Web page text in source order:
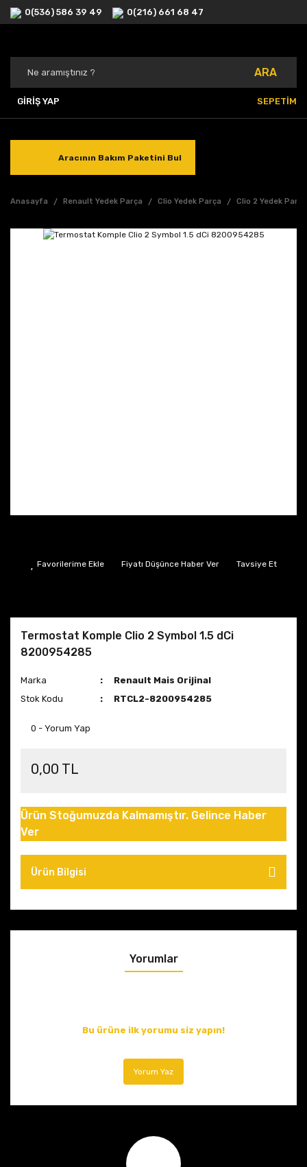
0(536) 586 39 49 0(216) 661 68 47
ARA
GİRİŞ YAP SEPETİM
Aracının Bakım Paketini Bul
Anasayfa Renault Yedek Parça Clio Yedek Parça Clio 2 Yedek
Fiyatı Düşünce Haber Ver Tavsiye Et
Termostat Komple Clio 2 Symbol 1.5 dCi
8200954285
Marka
Renault Mais Orijinal
Stok Kodu
RTCL2-8200954285
0 - Yorum Yap
0,00 TL
Ürün Stoğumuzda Kalmamıştır. Gelince Haber
Ver
Ürün Bilgisi
Yorumlar
Bu ürüne ilk yorumu siz yapın!
Yorum Yaz